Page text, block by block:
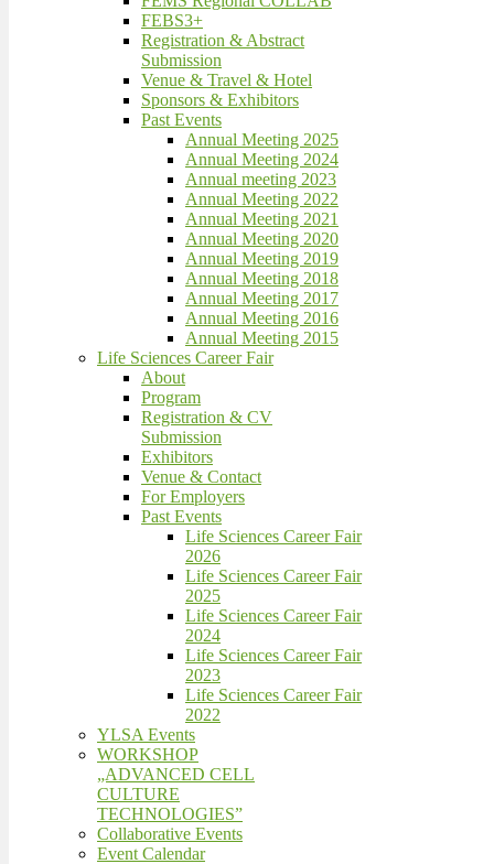
FEBS3+
Registration & Abstract
Submission
Venue & Travel & Hotel
Sponsors & Exhibitors
Past Events
Annual Meeting 2025
Annual Meeting 2024
Annual meeting 2023
Annual Meeting 2022
Annual Meeting 2021
Annual Meeting 2020
Annual Meeting 2019
Annual Meeting 2018
Annual Meeting 2017
Annual Meeting 2016
Annual Meeting 2015
Life Sciences Career Fair
About
Program
Registration & CV
Submission
Exhibitors
Venue & Contact
For Employers
Past Events
Life Sciences Career Fair
2026
Life Sciences Career Fair
2025
Life Sciences Career Fair
2024
Life Sciences Career Fair
2023
Life Sciences Career Fair
2022
YLSA Events
WORKSHOP
„ADVANCED CELL
CULTURE
TECHNOLOGIES”
Collaborative Events
Event Calendar